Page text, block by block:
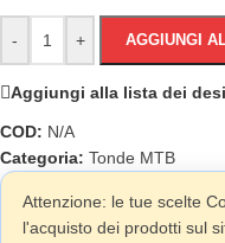
- + AGGIUNGI
Aggiungi alla lista dei
COD: N/A
Categoria: Tonde MTB
Attenzione: le tue scelte
l'acquisto dei prodotti sul